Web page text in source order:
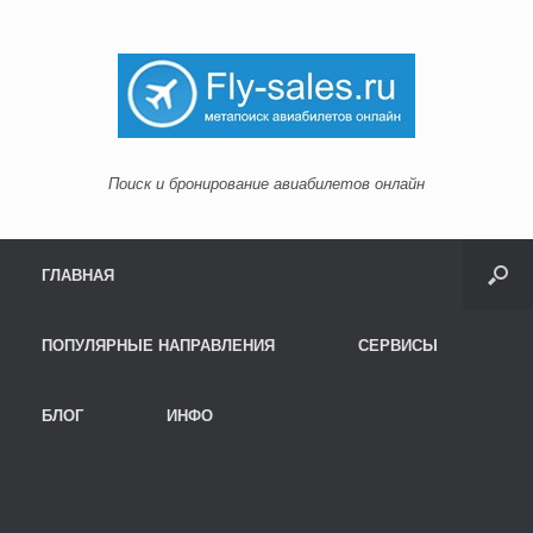
Поиск и бронирование авиабилетов онлайн
ГЛАВНАЯ
ПОПУЛЯРНЫЕ НАПРАВЛЕНИЯ СЕРВИСЫ
БЛОГ ИНФО